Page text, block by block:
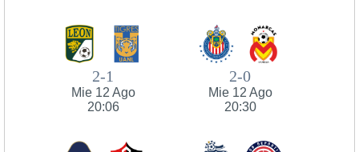
2-1
Mie 12 Ago
20:06
2-0
Mie 12 Ago
20:30